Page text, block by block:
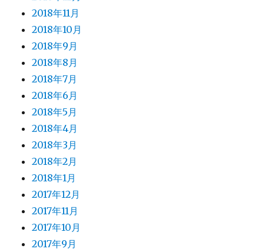
2018年11月
2018年10月
2018年9月
2018年8月
2018年7月
2018年6月
2018年5月
2018年4月
2018年3月
2018年2月
2018年1月
2017年12月
2017年11月
2017年10月
2017年9月